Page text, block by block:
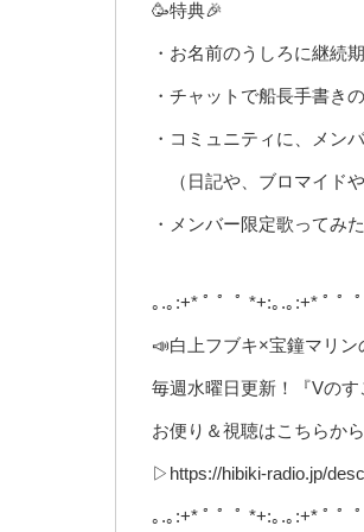
🥳特典🎉
・お名前のうしろに継続
・チャットで船長手書き
・コミュニティに、メン
（日記や、ブロマイドや
・メンバー限定歌ってみ
｡.｡:+* ﾟ ゜ﾟ *+:｡.｡:+* ﾟ ゜
📣白上フブキ×宝鐘マリン
毎週水曜日更新！『Vのす
お便り＆視聴はこちらか
▷https://hibiki-radio.jp/
｡.｡:+* ﾟ ゜ﾟ *+:｡.｡:+* ﾟ ゜